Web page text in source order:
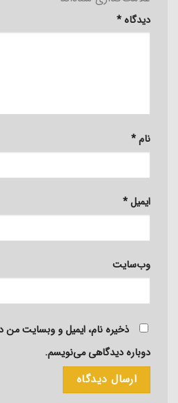
دیدگاه*
نام*
ایمیل*
وب‌سایت
ذخیره نام، ایمیل و وبسایت من
دوباره دیدگاهی می‌نویسم.